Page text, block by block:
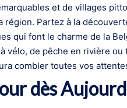
et de villages
Partez à la
qui font le charme de la
vélo, de pêche en rivière
combler toutes vos
dès